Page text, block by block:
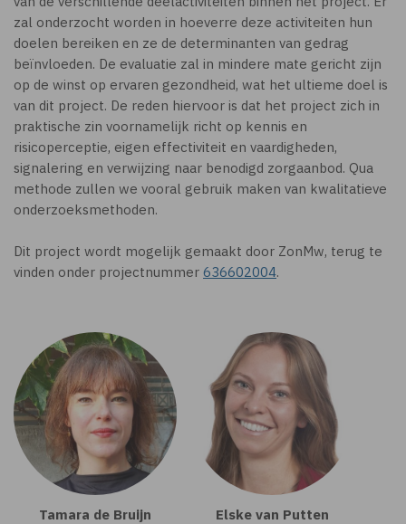
zal onderzocht worden in hoeverre deze activiteiten hun
doelen bereiken en ze de determinanten van gedrag
beïnvloeden. De evaluatie zal in mindere mate gericht zijn
op de winst op ervaren gezondheid, wat het ultieme doel is
van dit project. De reden hiervoor is dat het project zich in
praktische zin voornamelijk richt op kennis en
risicoperceptie, eigen effectiviteit en vaardigheden,
signalering en verwijzing naar benodigd zorgaanbod. Qua
methode zullen we vooral gebruik maken van kwalitatieve
onderzoeksmethoden.
Dit project wordt mogelijk gemaakt door ZonMw, terug te
vinden onder projectnummer 636602004.
Tamara de Bruijn
Elske van Putten